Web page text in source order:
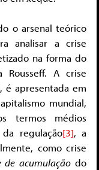
o arsenal teórico
analisar a crise
na forma do
Rousseff. A crise
é apresentada em
mundial,
termos médios
regulação[3], a
como crise
de acumulaçãodo